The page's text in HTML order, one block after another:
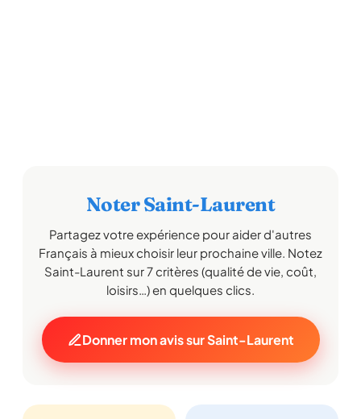
Noter Saint-Laurent
Partagez votre expérience pour aider d'autres
Français à mieux choisir leur prochaine ville. Notez
Saint-Laurent sur 7 critères (qualité de vie, coût,
loisirs…) en quelques clics.
Donner mon avis sur Saint-Laurent